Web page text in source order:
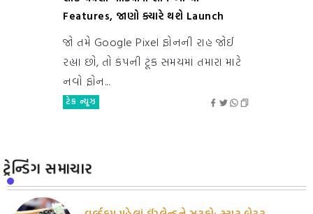
Features, જાણો ક્યારે થશે Launch
જો તમે Google Pixel ફોનની રાહ જોઈ
રહ્યા છો, તો કંપની ટૂંક સમયમાં તમારા માટે
નવો ફોન...
ટેક ન્યૂઝ
ટ્રેન્ડિંગ સમાચાર